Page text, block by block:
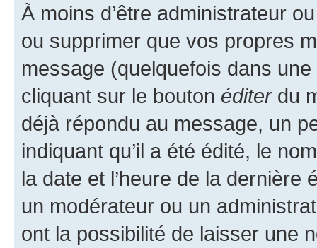
À moins d’être administrateur
ou supprimer que vos propres
message (quelquefois dans
cliquant sur le bouton éditerdu
déjà répondu au message, un
indiquant qu’il a été édité, le
la date et l’heure de la dernière
un modérateur ou un
ont la possibilité de laisser une